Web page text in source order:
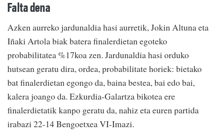
Falta dena
Azken aurreko jardunaldia hasi aurretik, Jokin Altuna eta
Iñaki Artola biak batera finalerdietan egoteko
probabilitatea %17koa zen. Jardunaldia hasi orduko
hutsean geratu dira, ordea, probabilitate horiek: bietako
bat finalerdietan egongo da, baina bestea, bai edo bai,
kalera joango da. Ezkurdia-Galartza bikotea ere
finalerdietatik kanpo geratu da, nahiz eta euren partida
irabazi 22-14 Bengoetxea VI-Imazi.